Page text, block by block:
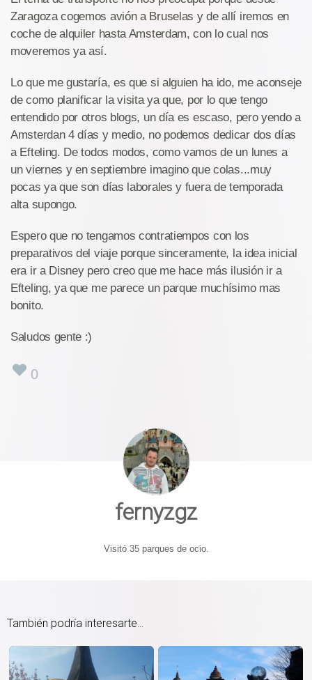
Zaragoza cogemos avión a Bruselas y de allí iremos en
coche de alquiler hasta Amsterdam, con lo cual nos
moveremos ya así.
Lo que me gustaría, es que si alguien ha ido, me aconseje
de como planificar la visita ya que, por lo que tengo
entendido por otros blogs, un día es escaso, pero yendo a
Amsterdan 4 días y medio, no podemos dedicar dos días
a Efteling. De todos modos, como vamos de un lunes a
un viernes y en septiembre imagino que colas...muy
pocas ya que son días laborales y fuera de temporada
alta supongo.
Espero que no tengamos contratiempos con los
preparativos del viaje porque sinceramente, la idea inicial
era ir a Disney pero creo que me hace más ilusión ir a
Efteling, ya que me parece un parque muchísimo mas
bonito.
Saludos gente :)
0
fernyzgz
Visitó 35 parques de ocio.
También podría interesarte...